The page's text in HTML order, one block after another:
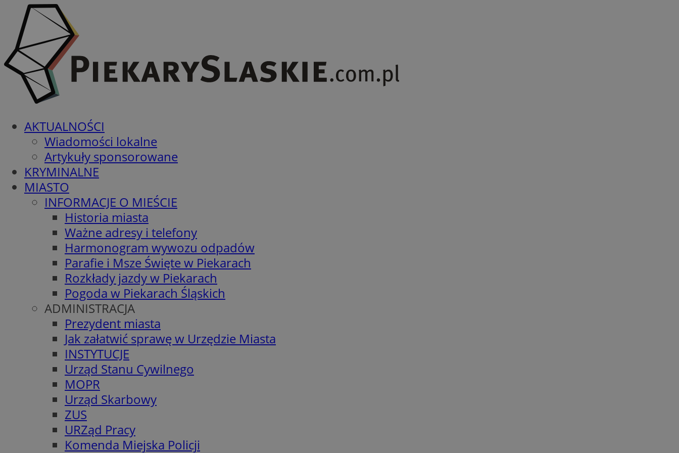
AKTUALNOŚCI
Wiadomości lokalne
Artykuły sponsorowane
KRYMINALNE
MIASTO
INFORMACJE O MIEŚCIE
Historia miasta
Ważne adresy i telefony
Harmonogram wywozu odpadów
Parafie i Msze Święte w Piekarach
Rozkłady jazdy w Piekarach
Pogoda w Piekarach Śląskich
ADMINISTRACJA
Prezydent miasta
Jak załatwić sprawę w Urzędzie Miasta
INSTYTUCJE
Urząd Stanu Cywilnego
MOPR
Urząd Skarbowy
ZUS
URZąd Pracy
Komenda Miejska Policji